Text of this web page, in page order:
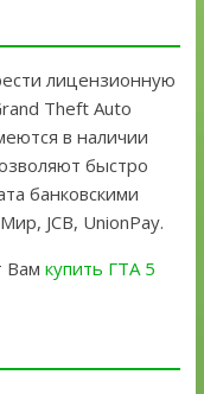
лицензионную
Theft Auto
в наличии
быстро
банковскими
JCB, UnionPay.
Вам купить ГТА 5